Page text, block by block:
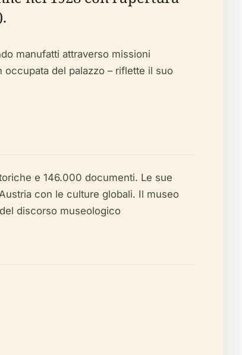
manufatti attraverso missioni
del palazzo – riflette il suo
e 146.000 documenti. Le sue
con le culture globali. Il museo
discorso museologico